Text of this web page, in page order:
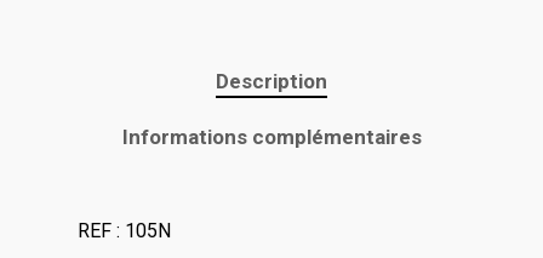
Description
Informations complémentaires
REF : 105N